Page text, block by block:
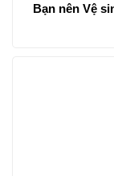
Bạn nên Vệ